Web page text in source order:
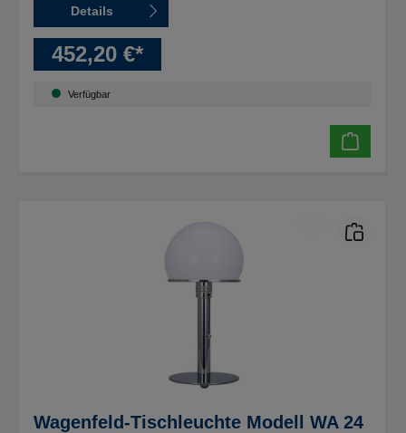
Details
452,20 €*
Verfügbar
Wagenfeld-Tischleuchte Modell WA 24